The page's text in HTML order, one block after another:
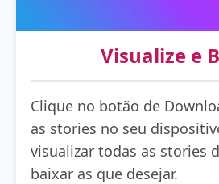
Visualize e
Clique no botão de
as stories no seu
visualizar todas as stories
baixar as que desejar.